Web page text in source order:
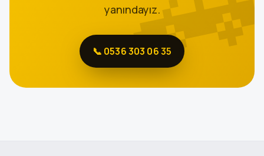
yanındayız.
📞 0536 303 06 35